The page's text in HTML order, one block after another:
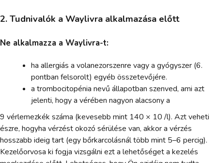
2. Tudnivalók a Waylivra alkalmazása előtt
Ne alkalmazza a Waylivra-t:
ha allergiás a volanezorszenre vagy a gyógyszer (6.
pontban felsorolt) egyéb összetevőjére.
a trombocitopénia nevű állapotban szenved, ami azt
jelenti, hogy a vérében nagyon alacsony a
9 vérlemezkék száma (kevesebb mint 140 × 10 /l). Azt veheti
észre, hogyha vérzést okozó sérülése van, akkor a vérzés
hosszabb ideig tart (egy bőrkarcolásnál több mint 5–6 percig).
Kezelőorvosa ki fogja vizsgálni ezt a lehetőséget a kezelés